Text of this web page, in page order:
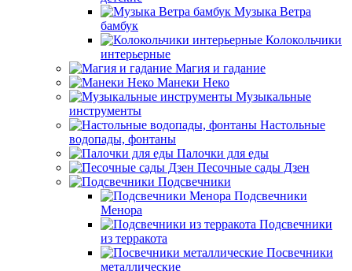
Музыка Ветра
бамбук
Колокольчики
интерьерные
Магия и гадание
Манеки Неко
Музыкальные
инструменты
Настольные
водопады, фонтаны
Палочки для еды
Песочные сады Дзен
Подсвечники
Подсвечники
Менора
Подсвечники
из терракота
Посвечники
металлические